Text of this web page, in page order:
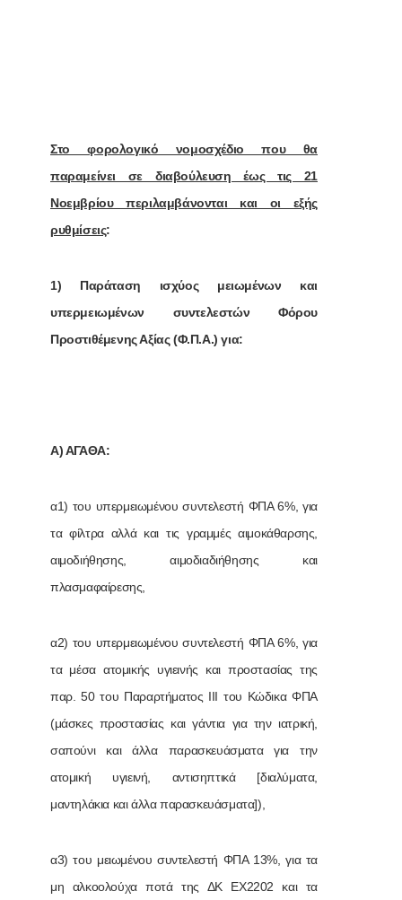
Στο φορολογικό νομοσχέδιο που θα
παραμείνει σε διαβούλευση έως τις 21
Νοεμβρίου περιλαμβάνονται και οι εξής
ρυθμίσεις:
1) Παράταση ισχύος μειωμένων και
υπερμειωμένων συντελεστών Φόρου
Προστιθέμενης Αξίας (Φ.Π.Α.) για:
Α) ΑΓΑΘΑ:
α1) του υπερμειωμένου συντελεστή ΦΠΑ 6%, για
τα φίλτρα αλλά και τις γραμμές αιμοκάθαρσης,
αιμοδιήθησης, αιμοδιαδιήθησης και
πλασμαφαίρεσης,
α2) του υπερμειωμένου συντελεστή ΦΠΑ 6%, για
τα μέσα ατομικής υγιεινής και προστασίας της
παρ. 50 του Παραρτήματος ΙΙΙ του Κώδικα ΦΠΑ
(μάσκες προστασίας και γάντια για την ιατρική,
σαπούνι και άλλα παρασκευάσματα για την
ατομική υγιεινή, αντισηπτικά [διαλύματα,
μαντηλάκια και άλλα παρασκευάσματα]),
α3) του μειωμένου συντελεστή ΦΠΑ 13%, για τα
μη αλκοολούχα ποτά της ΔΚ ΕΧ2202 και τα